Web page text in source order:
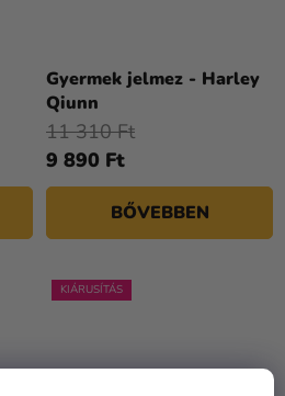
Gyermek jelmez - Harley
Qiunn
9 890 Ft
11 310 Ft
BŐVEBBEN
KIÁRUSÍTÁS